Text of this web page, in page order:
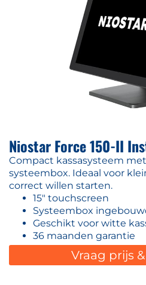
Niostar Force 150-II
Compact kassasysteem
systeembox. Ideaal voor
correct willen starten.
15" touchscreen
Systeembox
Geschikt voor witte
36 maanden garantie
Vraag prijs